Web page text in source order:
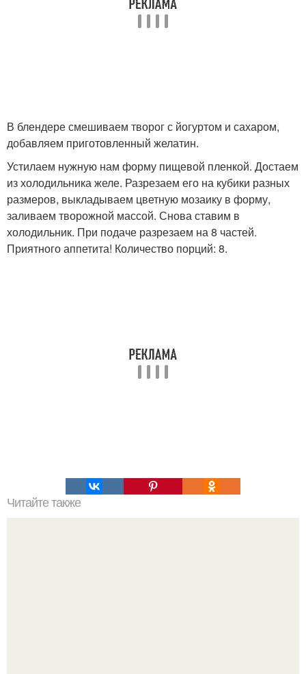
В блендере смешиваем творог с йогуртом и сахаром,
добавляем приготовленный желатин.
Устилаем нужную нам форму пищевой пленкой. Достаем
из холодильника желе. Разрезаем его на кубики разных
размеров, выкладываем цветную мозаику в форму,
заливаем творожной массой. Снова ставим в
холодильник. При подаче разрезаем на 8 частей.
Приятного аппетита! Количество порций: 8.
Читайте также